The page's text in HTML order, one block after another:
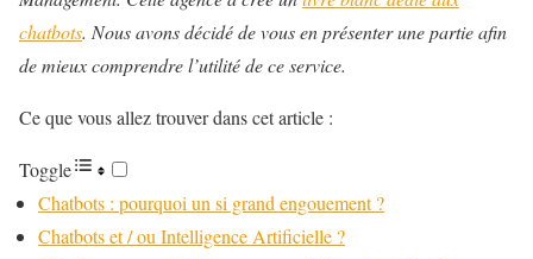
chatbots. Nous avons décidé de vous en présenter une partie afin
de mieux comprendre l’utilité de ce service.
Ce que vous allez trouver dans cet article :
Toggle
Chatbots : pourquoi un si grand engouement ?
Chatbots et / ou Intelligence Artificielle ?